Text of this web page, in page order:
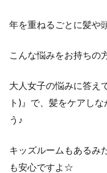
年を重ねるごとに髪や
こんな悩みをお持ちの
大人女子の悩みに答え
ト)』で、髪をケアし
う♪
キッズルームもあるみ
も安心ですよ☆